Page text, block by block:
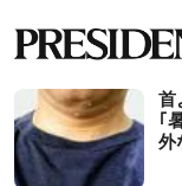
首
｢
外